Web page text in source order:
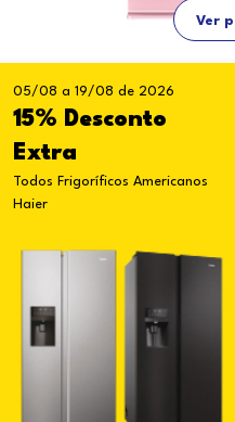
Ver
05/08 a 19/08 de 2026
15% Desconto
Extra
Todos Frigoríficos Americanos
Haier